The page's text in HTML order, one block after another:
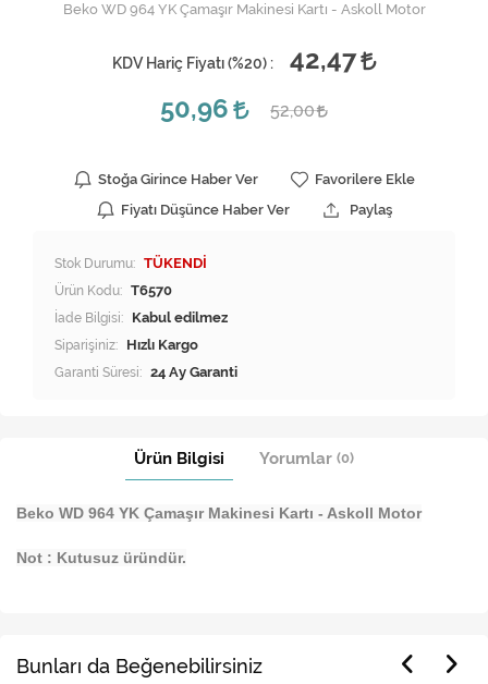
Şofben ve Termosifon
Beko WD 964 YK Çamaşır Makinesi Kartı - Askoll Motor
KDV Hariç Fiyatı (%20) :
42,47
50,96
52,00
Stoğa Girince Haber Ver
Favorilere Ekle
Fiyatı Düşünce Haber Ver
Paylaş
Stok Durumu: TÜKENDİ
Ürün Kodu: T6570
İade Bilgisi:
Siparişiniz: Hızlı Kargo
Garanti Süresi: 24 Ay Garanti
Ürün Bilgisi Yorumlar (0)
Beko WD 964 YK Çamaşır Makinesi Kartı - Askoll Motor
Not : Kutusuz üründür.
Bunları da Beğenebilirsiniz